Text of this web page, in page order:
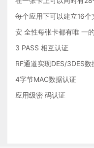
每个应用下可以建立16个
安 全性每张卡都有唯 一
3 PASS 相互认证
RF通道实现DES/3DES数
4字节MAC数据认证
应用级密 码认证